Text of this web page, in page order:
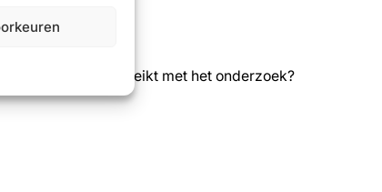
worden bereikt met het onderzoek?